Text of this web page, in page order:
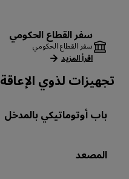
سفر القطاع الحكومي
سفر القطاع الحكومي
اقرأ المزيد
تجهيزات لذوي الإعاقة
باب أوتوماتيكي بالمدخل
المصعد